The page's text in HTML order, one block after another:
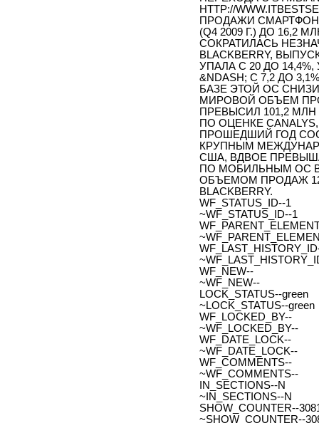
HTTP://
ПРОДАЖИ
(Q4 2009 Г.) ДО 16,2
СОКРАТИЛАСЬ
BLACKBERRY,
УПАЛА С 20 ДО
&NDASH; С 7,2 ДО
БАЗЕ ЭТОЙ ОС
МИРОВОЙ ОБЪЕМ
ПРЕВЫСИЛ 101,2
ПО ОЦЕНКЕ
ПРОШЕДШИЙ ГОД
КРУПНЫМ
США, ВДВОЕ
ПО МОБИЛЬНЫМ ОС В
ОБЪЕМОМ ПРОДАЖ
BLACKBERRY.
WF_STATUS_ID--1
~WF_STATUS_ID--1
WF_NEW--
~WF_NEW--
LOCK_STATUS--green
~LOCK_STATUS--green
WF_LOCKED_BY--
~WF_LOCKED_BY--
WF_DATE_LOCK--
~WF_DATE_LOCK--
WF_COMMENTS--
~WF_COMMENTS--
IN_SECTIONS--N
~IN_SECTIONS--N
SHOW_COUNTER--
~SHOW_COUNTER--